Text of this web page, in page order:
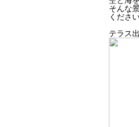
そんな
くださ
テラス